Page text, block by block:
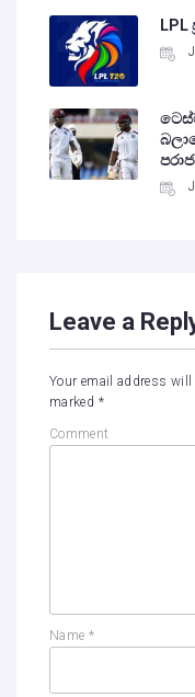
Leave a
Your email address
marked *
Comment
Name *